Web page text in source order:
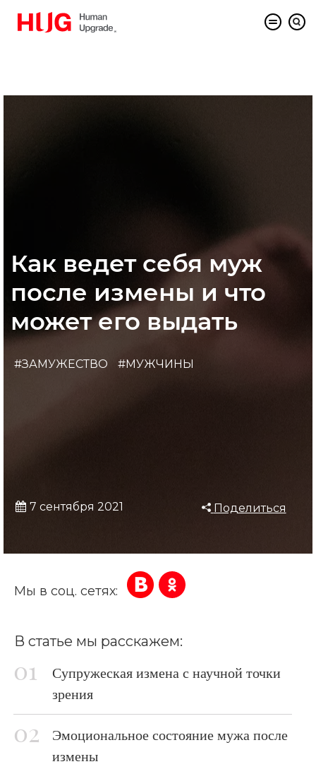
Как ведет себя муж
после измены и что
может его выдать
#ЗАМУЖЕСТВО #МУЖЧИНЫ
7 сентября 2021 Поделиться
Мы в соц. сетях:
В статье мы расскажем:
Супружеская измена с научной точки
зрения
Эмоциональное состояние мужа после
измены